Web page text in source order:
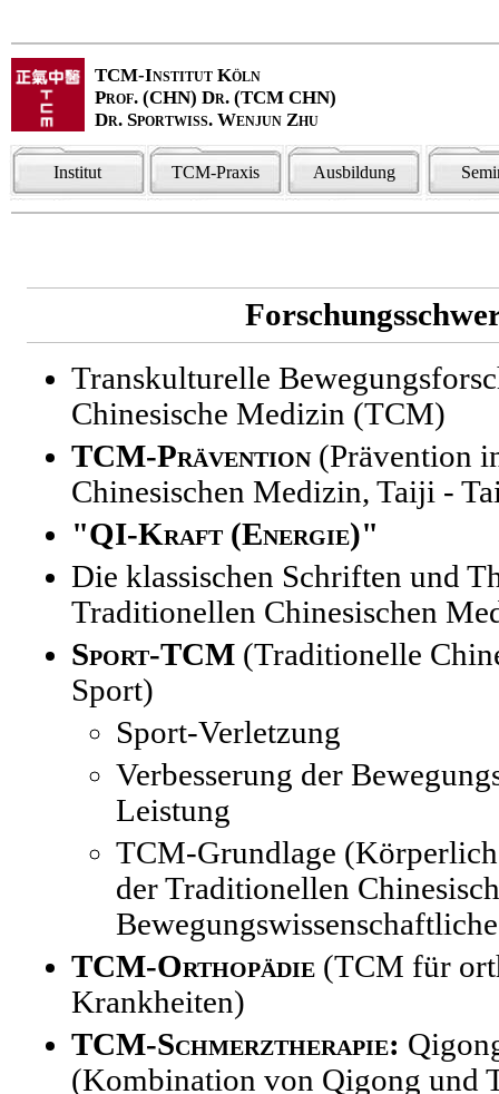
TCM-Institut Köln
Prof. (CHN) Dr. (TCM CHN)
Dr. Sportwiss. Wenjun Zhu
Institut TCM-Praxis Ausbildung
Transkulturelle
Chinesische Medizin (TCM)
TCM-Prävention(Prävention
Chinesischen Medizin, Taiji -
"QI-Kraft (Energie)"
Die klassischen Schriften und
Traditionellen Chinesischen
Sport-TCM (Traditionelle
Sport)
Sport-Verletzung
Verbesserung der
Leistung
TCM-Grundlage
der Traditionellen
TCM-Orthopädie (TCM für
Krankheiten)
TCM-Schmerztherapie:
(Kombination von Qigong und